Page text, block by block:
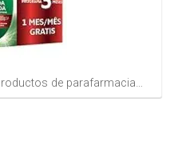
de parafarmacia…